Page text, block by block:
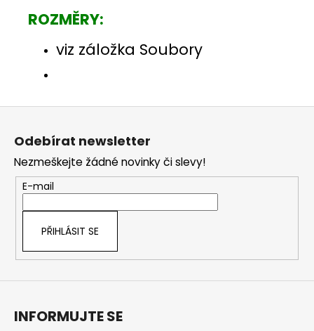
ROZMĚRY:
viz záložka Soubory
Z
Odebírat newsletter
Nezmeškejte žádné novinky či slevy!
E-mail
PŘIHLÁSIT SE
INFORMUJTE SE